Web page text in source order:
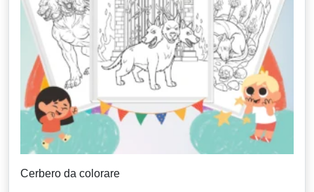
Cerbero da colorare